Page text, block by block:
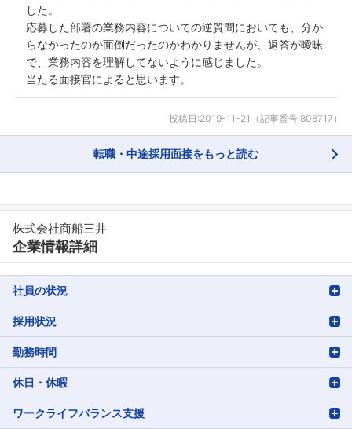
フォローしました
した。
応募した部署の業務内容についての逆質問においても、分か
らなかったのか面倒だったのかわかりませんが、返答が曖昧
で、業務内容を理解してないように感じました。
当たる面接官によると思います。
投稿日:2019-11-21 （記事番号:808717 ）
転職・中途採用面接をもっと読む
株式会社商船三井
企業情報詳細
社員の状況
採用状況
勤務時間
休日・休暇
ワークライフバランス支援